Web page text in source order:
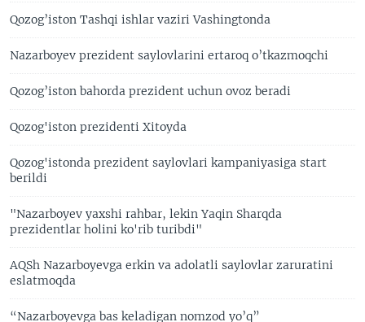
Qozog’iston Tashqi ishlar vaziri Vashingtonda
Nazarboyev prezident saylovlarini ertaroq o’tkazmoqchi
Qozog’iston bahorda prezident uchun ovoz beradi
Qozog'iston prezidenti Xitoyda
Qozog'istonda prezident saylovlari kampaniyasiga start
berildi
"Nazarboyev yaxshi rahbar, lekin Yaqin Sharqda
prezidentlar holini ko'rib turibdi"
AQSh Nazarboyevga erkin va adolatli saylovlar zaruratini
eslatmoqda
“Nazarboyevga bas keladigan nomzod yo’q”